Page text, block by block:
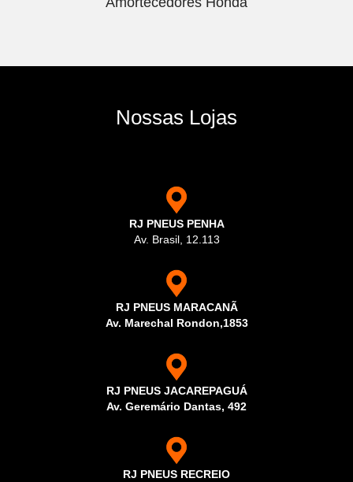
Nossas Lojas
RJ PNEUS PENHA
Av. Brasil, 12.113
RJ PNEUS MARACANÃ
Av. Marechal Rondon,1853
RJ PNEUS JACAREPAGUÁ
Av. Geremário Dantas, 492
RJ PNEUS RECREIO